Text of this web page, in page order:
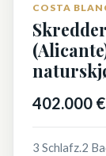
COSTA
402.000 €
3 Schlafz.2